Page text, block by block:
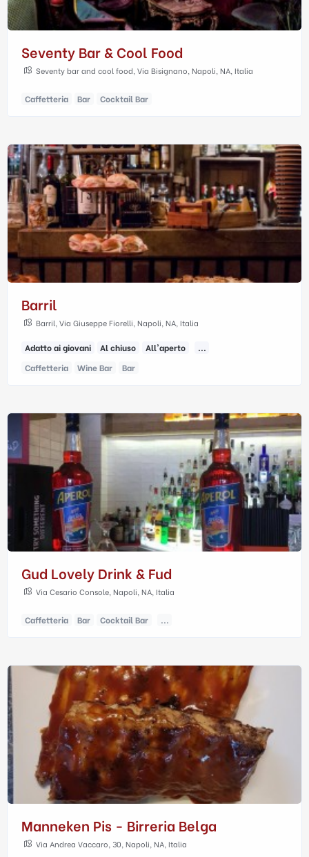
Seventy Bar & Cool Food
Seventy bar and cool food, Via Bisignano, Napoli, NA, Italia
Caffetteria Bar Cocktail Bar
Barril
Barril, Via Giuseppe Fiorelli, Napoli, NA, Italia
Adatto ai giovani Al chiuso All'aperto
...
Caffetteria
Wine Bar Bar
Gud Lovely Drink & Fud
Via Cesario Console, Napoli, NA, Italia
Caffetteria Bar Cocktail Bar ...
Manneken Pis - Birreria Belga
Via Andrea Vaccaro, 30, Napoli, NA, Italia